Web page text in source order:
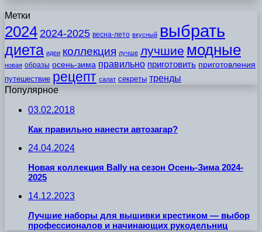
Метки
2024 2024-2025 весна-лето вкусный выбрать
диета идеи коллекция лучше лучшие модные
новая образы осень-зима правильно приготовить приготовления
путешествие рецепт салат секреты тренды
Популярное
03.02.2018
Как правильно нанести автозагар?
24.04.2024
Новая коллекция Bally на сезон Осень-Зима 2024-
2025
14.12.2023
Лучшие наборы для вышивки крестиком — выбор
профессионалов и начинающих рукодельниц